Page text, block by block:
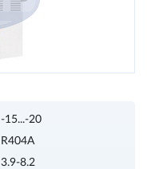
-15...-20
R404A
3.9-8.2